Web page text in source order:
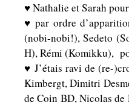
♥ Nathalie et Sarah
♥ par ordre
(nobi-nobi!), Sedeto
H), Rémi (Komikku),
♥ J’étais ravi de (re-
Kimbergt, Dimitri
de Coin BD, Nicolas de